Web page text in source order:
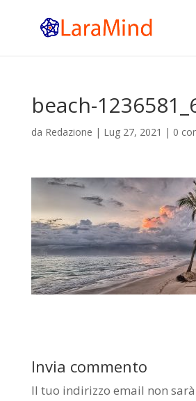
beach-
da Redazione | Lug 27, 2021 | 0
Invia commento
Il tuo indirizzo email non